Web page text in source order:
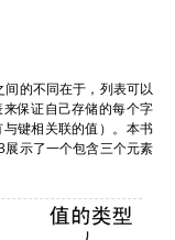
的不同在于，列表可以
保证自己存储的每个字
键相关联的值）。本书
示了一个包含三个元素